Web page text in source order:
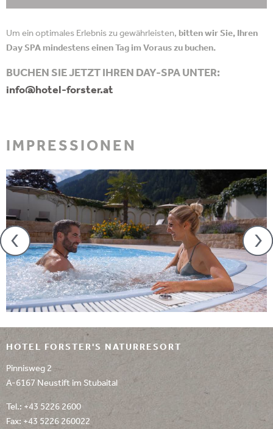
Um ein optimales Erlebnis zu gewährleisten, bitten wir Sie, Ihren
Day SPA mindestens einen Tag im Voraus zu buchen.
BUCHEN SIE JETZT IHREN DAY-SPA UNTER:
info@hotel-forster.at
IMPRESSIONEN
HOTEL FORSTER'S NATURRESORT
Pinnisweg 2
A-6167 Neustift im Stubaital
Tel.: +43 5226 2600
Fax: +43 5226 260022